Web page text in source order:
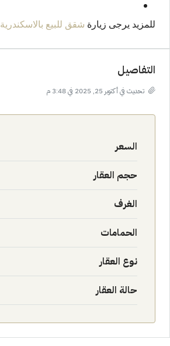
للمزيد يرجى زيارة شقق للبيع بالاسكندرية
التفاصيل
تحديث في أكتوبر 25, 2025 في 3:48 م
السعر
حجم العقار
الغرف
الحمامات
نوع العقار
حالة العقار